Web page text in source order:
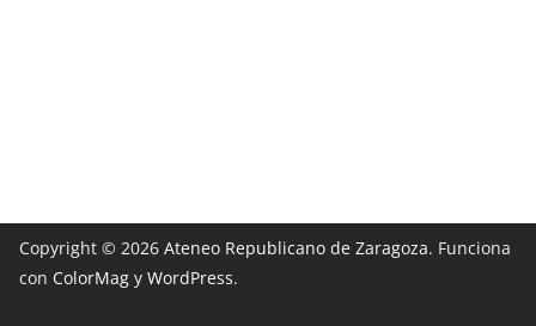
Copyright © 2026 Ateneo Republicano de Zaragoza. Funciona
con ColorMag y WordPress.